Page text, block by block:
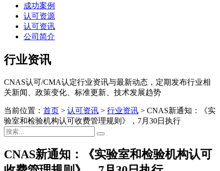
成功案例
认可资源
认可资讯
公司简介
行业资讯
CNAS认可/CMA认定行业资讯与最新动态，定期发布行业相
关新闻、政策变化、标准更新、技术发展趋势
当前位置： 首页 > 认可资讯 > 行业资讯 > CNAS新通知：《实
验室和检验机构认可收费管理规则》，7月30日执行
CNAS新通知：《实验室和检验机构认可